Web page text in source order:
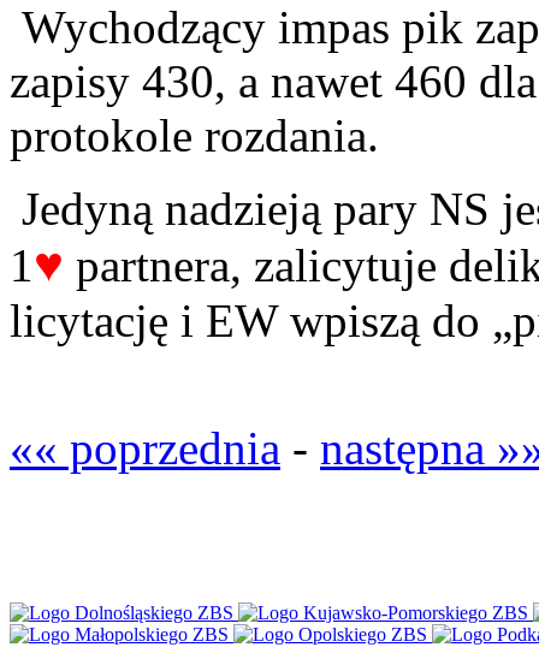
Wychodzący impas pik
zapisy 430, a nawet 460
protokole rozdania.
Jedyną nadzieją pary NS
1♥ partnera, zalicytuje
licytację i EW wpiszą do
«« poprzednia - następna